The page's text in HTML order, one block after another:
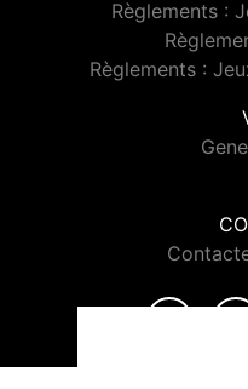
Règlements :
Règlements :